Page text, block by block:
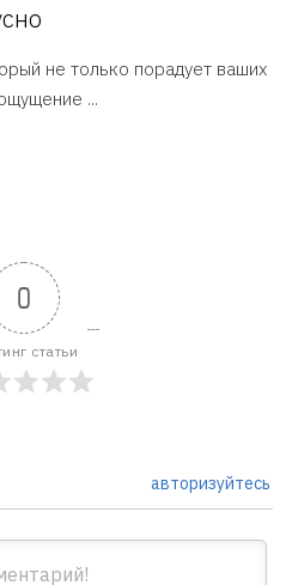
не только порадует ваших
...
0
статьи
авторизуйтесь